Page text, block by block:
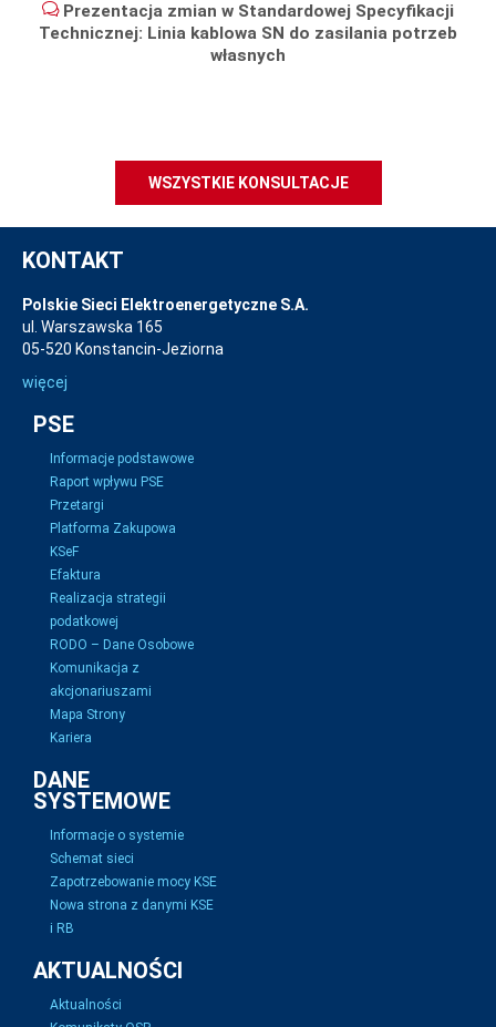
Prezentacja zmian w Standardowej Specyfikacji
Technicznej: Linia kablowa SN do zasilania potrzeb
własnych
WSZYSTKIE KONSULTACJE
KONTAKT
Polskie Sieci Elektroenergetyczne S.A.
ul. Warszawska 165
05-520 Konstancin-Jeziorna
więcej
PSE
Informacje podstawowe
Raport wpływu PSE
Przetargi
Platforma Zakupowa
KSeF
Efaktura
Realizacja strategii
podatkowej
RODO – Dane Osobowe
Komunikacja z
akcjonariuszami
Mapa Strony
Kariera
DANE
SYSTEMOWE
Informacje o systemie
Schemat sieci
Zapotrzebowanie mocy KSE
Nowa strona z danymi KSE
i RB
AKTUALNOŚCI
Aktualności